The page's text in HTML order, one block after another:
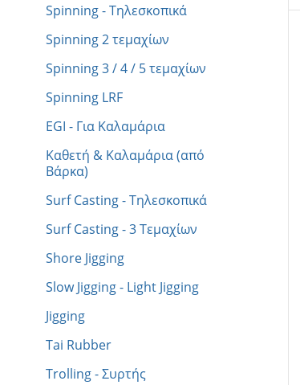
Spinning - Τηλεσκοπικά
Spinning 2 τεμαχίων
Spinning 3 / 4 / 5 τεμαχίων
Spinning LRF
EGI - Για Καλαμάρια
Καθετή & Καλαμάρια (από
Βάρκα)
Surf Casting - Τηλεσκοπικά
Surf Casting - 3 Tεμαχίων
Shore Jigging
Slow Jigging - Light Jigging
Jigging
Tai Rubber
Trolling - Συρτής